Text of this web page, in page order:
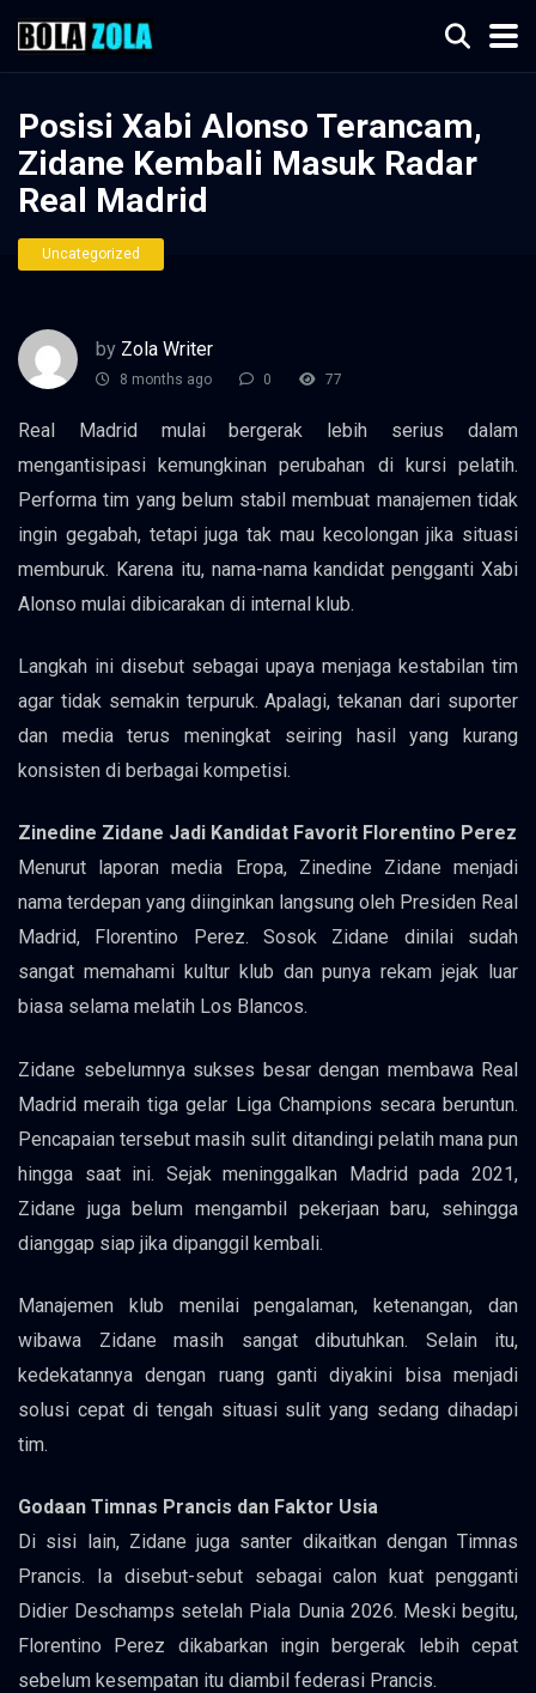
Posisi Xabi Alonso Terancam,
Zidane Kembali Masuk Radar
Real Madrid
Uncategorized
by Zola Writer
8 months ago 0 77
Real Madrid mulai bergerak lebih serius dalam
mengantisipasi kemungkinan perubahan di kursi pelatih.
Performa tim yang belum stabil membuat manajemen tidak
ingin gegabah, tetapi juga tak mau kecolongan jika situasi
memburuk. Karena itu, nama-nama kandidat pengganti Xabi
Alonso mulai dibicarakan di internal klub.
Langkah ini disebut sebagai upaya menjaga kestabilan tim
agar tidak semakin terpuruk. Apalagi, tekanan dari suporter
dan media terus meningkat seiring hasil yang kurang
konsisten di berbagai kompetisi.
Zinedine Zidane Jadi Kandidat Favorit Florentino Perez
Menurut laporan media Eropa, Zinedine Zidane menjadi
nama terdepan yang diinginkan langsung oleh Presiden Real
Madrid, Florentino Perez. Sosok Zidane dinilai sudah
sangat memahami kultur klub dan punya rekam jejak luar
biasa selama melatih Los Blancos.
Zidane sebelumnya sukses besar dengan membawa Real
Madrid meraih tiga gelar Liga Champions secara beruntun.
Pencapaian tersebut masih sulit ditandingi pelatih mana pun
hingga saat ini. Sejak meninggalkan Madrid pada 2021,
Zidane juga belum mengambil pekerjaan baru, sehingga
dianggap siap jika dipanggil kembali.
Manajemen klub menilai pengalaman, ketenangan, dan
wibawa Zidane masih sangat dibutuhkan. Selain itu,
kedekatannya dengan ruang ganti diyakini bisa menjadi
solusi cepat di tengah situasi sulit yang sedang dihadapi
tim.
Godaan Timnas Prancis dan Faktor Usia
Di sisi lain, Zidane juga santer dikaitkan dengan Timnas
Prancis. Ia disebut-sebut sebagai calon kuat pengganti
Didier Deschamps setelah Piala Dunia 2026. Meski begitu,
Florentino Perez dikabarkan ingin bergerak lebih cepat
sebelum kesempatan itu diambil federasi Prancis.